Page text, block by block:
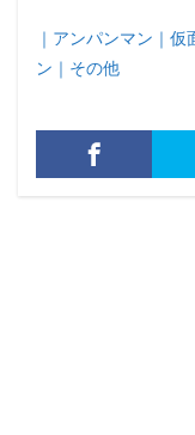
｜アンパンマン ｜
ン ｜その他